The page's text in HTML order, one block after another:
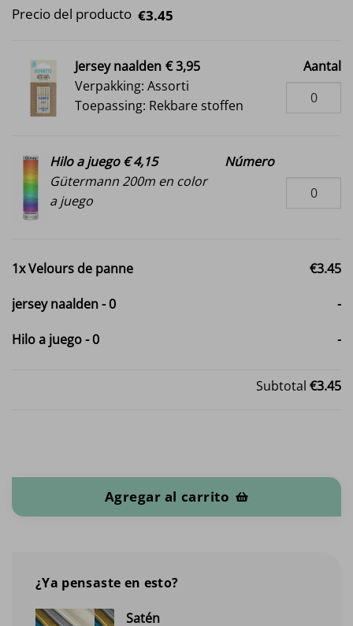
Precio del producto €3.45
Jersey naalden € 3,95
Verpakking: Assorti
Toepassing: Rekbare stoffen
Aantal
Hilo a juego € 4,15
Gütermann 200m en color
a juego
Número
1xVelours de panne €3.45
jersey naalden-0 -
Hilo a juego-0 -
Subtotal €3.45
Agregar al carrito
¿Ya pensaste en esto?
Satén